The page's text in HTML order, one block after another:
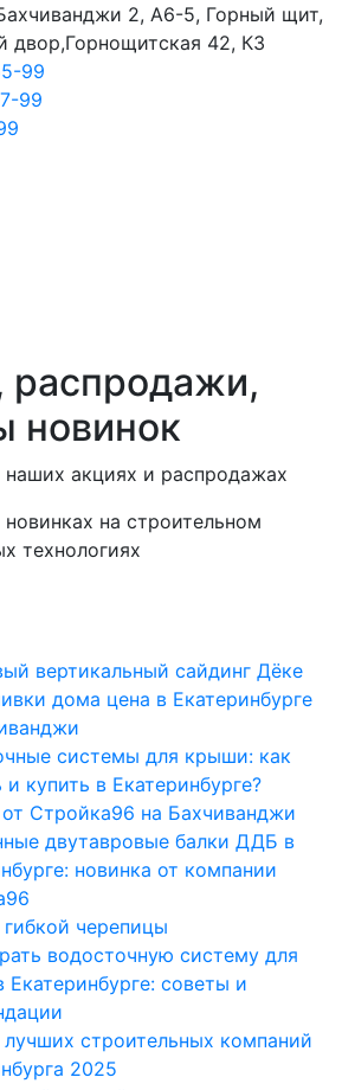
2, А6-5, Горный щит,
двор,Горнощитская 42, К3
99
99
распродажи,
новинок
акциях и распродажах
на строительном
технологиях
вертикальный сайдинг Дёке
дома цена в Екатеринбурге
системы для крыши: как
и купить в Екатеринбурге?
Стройка96 на Бахчиванджи
двутавровые балки ДДБ в
новинка от компании
черепицы
водосточную систему для
советы и
лучших строительных компаний
2025